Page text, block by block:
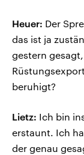
Heuer: Der
das ist ja
gestern
beruhigt?
Lietz: Ich bin
erstaunt. Ich
der genau